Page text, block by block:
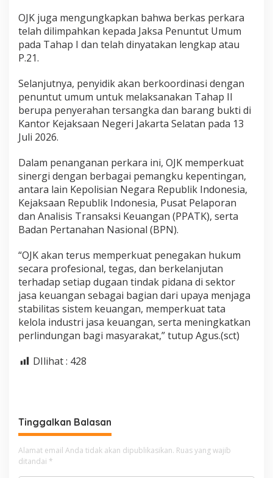
OJK juga mengungkapkan bahwa berkas perkara
telah dilimpahkan kepada Jaksa Penuntut Umum
pada Tahap I dan telah dinyatakan lengkap atau
P.21.
Selanjutnya, penyidik akan berkoordinasi dengan
penuntut umum untuk melaksanakan Tahap II
berupa penyerahan tersangka dan barang bukti di
Kantor Kejaksaan Negeri Jakarta Selatan pada 13
Juli 2026.
Dalam penanganan perkara ini, OJK memperkuat
sinergi dengan berbagai pemangku kepentingan,
antara lain Kepolisian Negara Republik Indonesia,
Kejaksaan Republik Indonesia, Pusat Pelaporan
dan Analisis Transaksi Keuangan (PPATK), serta
Badan Pertanahan Nasional (BPN).
“OJK akan terus memperkuat penegakan hukum
secara profesional, tegas, dan berkelanjutan
terhadap setiap dugaan tindak pidana di sektor
jasa keuangan sebagai bagian dari upaya menjaga
stabilitas sistem keuangan, memperkuat tata
kelola industri jasa keuangan, serta meningkatkan
perlindungan bagi masyarakat,” tutup Agus.(sct)
DIlihat : 428
Tinggalkan Balasan
Alamat email Anda tidak akan dipublikasikan. Ruas yang wajib
ditandai *